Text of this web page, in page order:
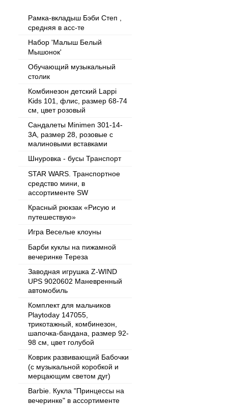
Рамка-вкладыш Бэби Степ ,
средняя в асс-те
Набор 'Малыш Белый
Мышонок'
Обучающий музыкальный
столик
Комбинезон детский Lappi
Kids 101, флис, размер 68-74
см, цвет розовый
Сандалеты Minimen 301-14-
3А, размер 28, розовые с
малиновыми вставками
Шнуровка - бусы Транспорт
STAR WARS. Транспортное
средство мини, в
ассортименте SW
Красный рюкзак «Рисую и
путешествую»
Игра Веселые клоуны
Барби куклы на пижамной
вечеринке Тереза
Заводная игрушка Z-WIND
UPS 9020602 Маневренный
автомобиль
Комплект для мальчиков
Playtoday 147055,
трикотажный, комбинезон,
шапочка-бандана, размер 92-
98 см, цвет голубой
Коврик развивающий Бабочки
(с музыкальной коробкой и
мерцающим светом дуг)
Barbie. Кукла "Принцессы на
вечеринке" в ассортименте